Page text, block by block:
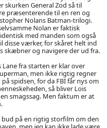
skurken General Zod så til
præsenterende til en ren og
Nolans Batman-trilogi.
Nolan er faktisk
med manden som også
disse værker, for skåret helt ind
skæbner og navigere der ud fra.
fra starten er klar over
men ikke rigtig regner
spidsen, for da FBI får nys om
så bliver Lois
smagssag. Men faktum er at
på en rigtig storfilm om den